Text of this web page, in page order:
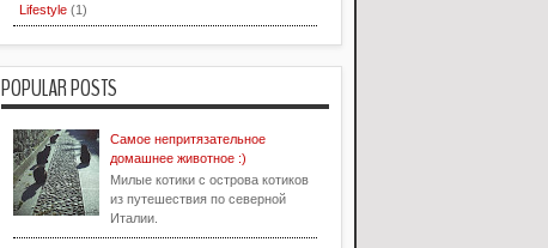
Lifestyle (1)
POPULAR POSTS
Самое непритязательное
домашнее животное :)
Милые котики с острова котиков
из путешествия по северной
Италии.